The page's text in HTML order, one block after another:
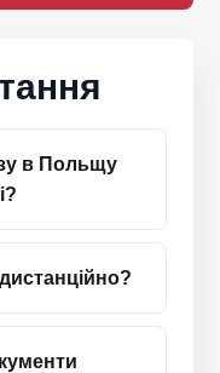
в Польщу